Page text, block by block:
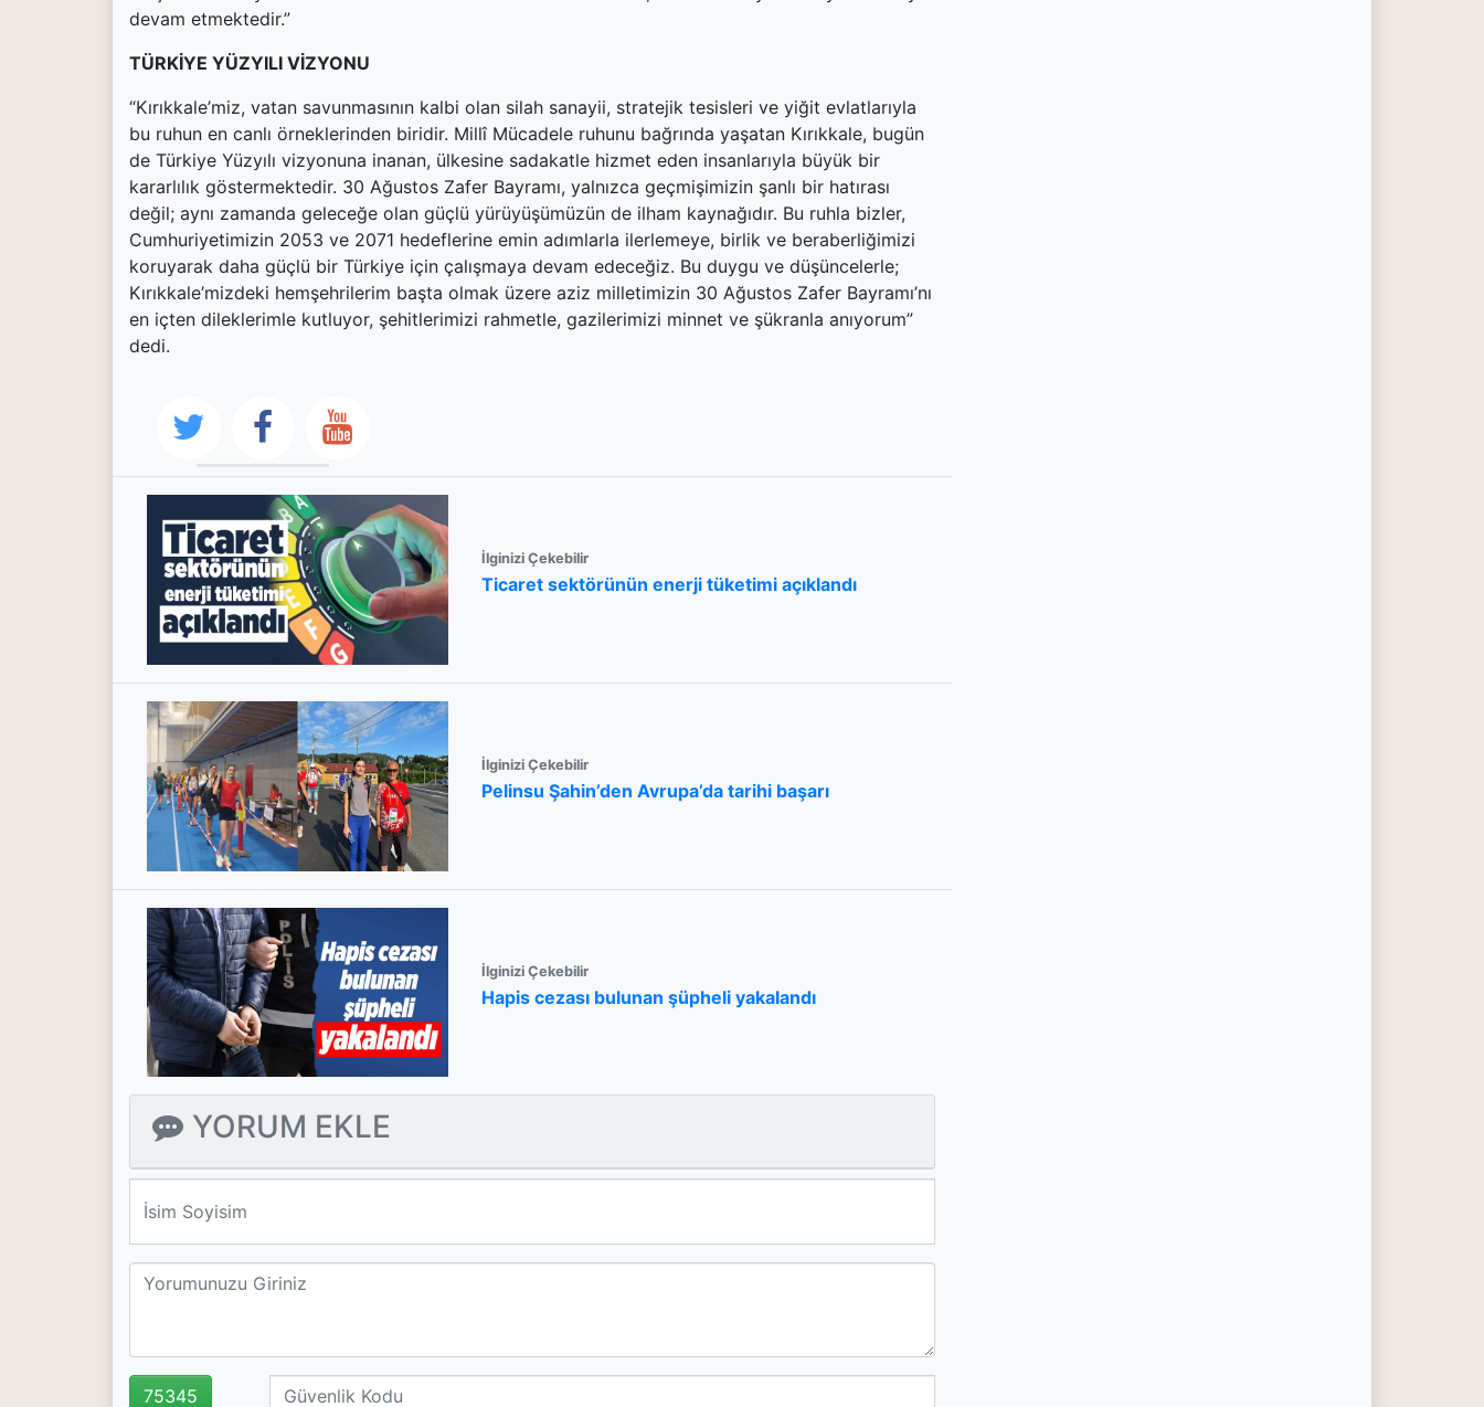
devam etmektedir.”
TÜRKİYE YÜZYILI VİZYONU
“Kırıkkale’miz, vatan savunmasının kalbi olan silah sanayii, stratejik tesisleri ve yiğit evlatlarıyla
bu ruhun en canlı örneklerinden biridir. Millî Mücadele ruhunu bağrında yaşatan Kırıkkale, bugün
de Türkiye Yüzyılı vizyonuna inanan, ülkesine sadakatle hizmet eden insanlarıyla büyük bir
kararlılık göstermektedir. 30 Ağustos Zafer Bayramı, yalnızca geçmişimizin şanlı bir hatırası
değil; aynı zamanda geleceğe olan güçlü yürüyüşümüzün de ilham kaynağıdır. Bu ruhla bizler,
Cumhuriyetimizin 2053 ve 2071 hedeflerine emin adımlarla ilerlemeye, birlik ve beraberliğimizi
koruyarak daha güçlü bir Türkiye için çalışmaya devam edeceğiz. Bu duygu ve düşüncelerle;
Kırıkkale’mizdeki hemşehrilerim başta olmak üzere aziz milletimizin 30 Ağustos Zafer Bayramı’nı
en içten dileklerimle kutluyor, şehitlerimizi rahmetle, gazilerimizi minnet ve şükranla anıyorum”
dedi.
İlginizi Çekebilir
Ticaret sektörünün enerji tüketimi açıklandı
İlginizi Çekebilir
Pelinsu Şahin’den Avrupa’da tarihi başarı
İlginizi Çekebilir
Hapis cezası bulunan şüpheli yakalandı
YORUM EKLE
75345